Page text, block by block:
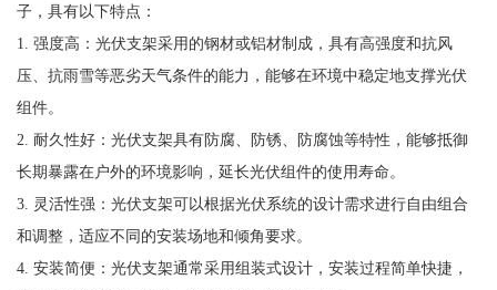
子，具有以下特点：
1. 强度高：光伏支架采用的钢材或铝材制成，具有高强度和抗风
压、抗雨雪等恶劣天气条件的能力，能够在环境中稳定地支撑光伏
组件。
2. 耐久性好：光伏支架具有防腐、防锈、防腐蚀等特性，能够抵御
长期暴露在户外的环境影响，延长光伏组件的使用寿命。
3. 灵活性强：光伏支架可以根据光伏系统的设计需求进行自由组合
和调整，适应不同的安装场地和倾角要求。
4. 安装简便：光伏支架通常采用组装式设计，安装过程简单快捷，